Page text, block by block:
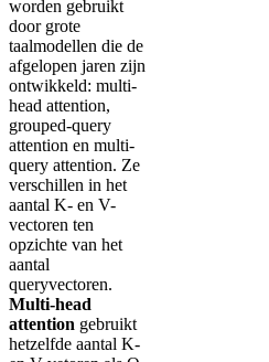
worden gebruikt
door grote
taalmodellen die de
afgelopen jaren zijn
ontwikkeld: multi-
head attention,
grouped-query
attention en multi-
query attention. Ze
verschillen in het
aantal K- en V-
vectoren ten
opzichte van het
aantal
queryvectoren.
Multi-head
attention gebruikt
hetzelfde aantal K-